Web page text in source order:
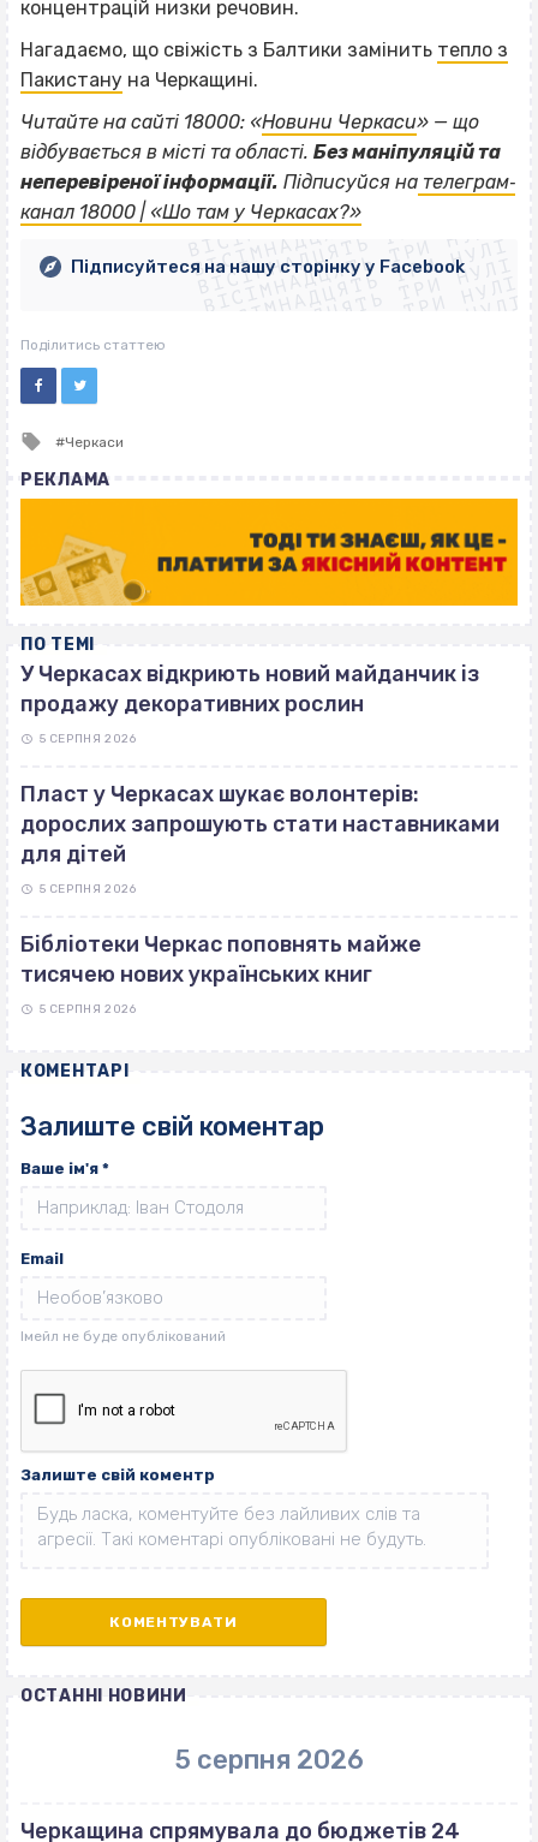
концентрацій низки речовин.
Нагадаємо, що свіжість з Балтики замінить тепло з
Пакистану на Черкащині.
Читайте на сайті 18000: «Новини Черкаси» — що
відбувається в місті та області. Без маніпуляцій та
неперевіреної інформації. Підписуйся на телеграм‐
канал 18000 | «Шо там у Черкасах?»
ВІСІМНАДЦЯТЬ ТРИ НУЛІ
ВІСІМНАДЦЯТЬ ТРИ НУЛІ
ВІСІМНАДЦЯТЬ ТРИ НУЛІ
ВІСІМНАДЦЯТЬ ТРИ НУЛІ
ВІСІМНАДЦЯТЬ ТРИ НУЛІ
ВІСІМНАДЦЯТЬ ТРИ НУЛІ
ВІСІМНАДЦЯТЬ ТРИ НУЛІ
ВІСІМНАДЦЯТЬ ТРИ НУЛІ
Підписуйтеся на нашу сторінку у Facebook
Поділитись статтею
Tagged
Черкаси
РЕКЛАМА
ПО ТЕМІ
У Черкасах відкриють новий майданчик із
продажу декоративних рослин
5 СЕРПНЯ 2026
Пласт у Черкасах шукає волонтерів:
дорослих запрошують стати наставниками
для дітей
5 СЕРПНЯ 2026
Бібліотеки Черкас поповнять майже
тисячею нових українських книг
5 СЕРПНЯ 2026
КОМЕНТАРІ
Залиште свій коментар
Ваше ім'я *
Email
Залиште свій коментр
ОСТАННІ НОВИНИ
5 серпня 2026
Черкащина спрямувала до бюджетів 24